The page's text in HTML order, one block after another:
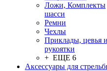
Ложи, Комплекты
шасси
Ремни
Чехлы
Приклады, цевья и
рукоятки
+ ЕЩЕ 6
Аксессуары для